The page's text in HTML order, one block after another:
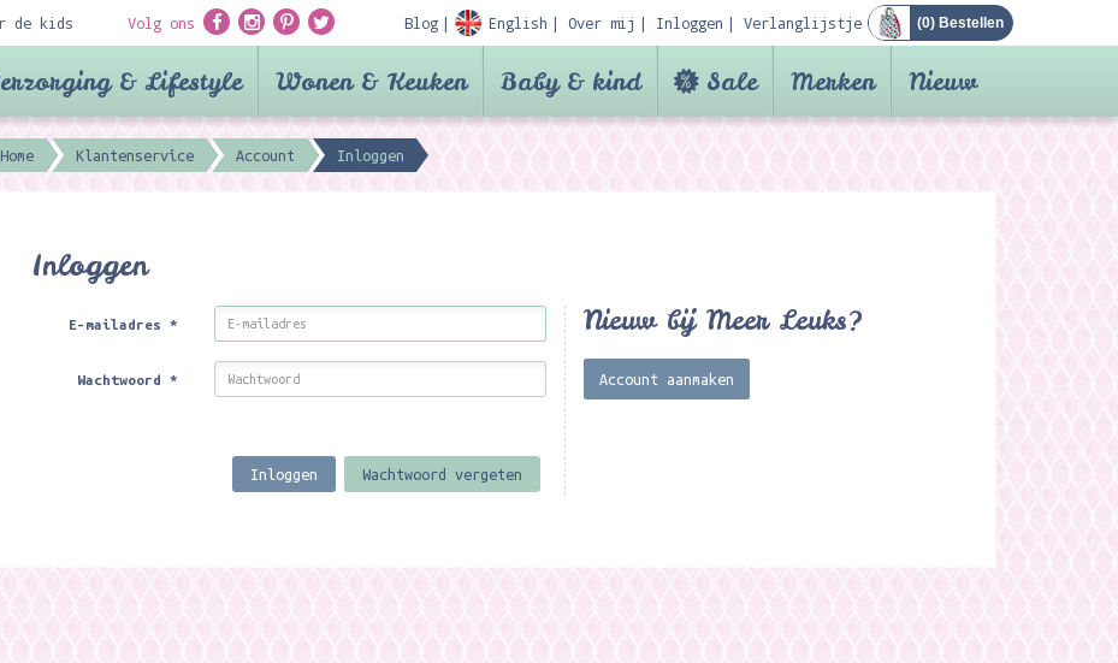
de kids Volg ons Blog English Over mij Inloggen Verlanglijstje (0) Bestellen
& Lifestyle Wonen & Keuken Baby & kind Sale Merken Nieuw
Home Klantenservice Account Inloggen
Inloggen
E-mailadres*
Wachtwoord*
Inloggen Wachtwoord vergeten
Nieuw bij Meer Leuks?
Account aanmaken